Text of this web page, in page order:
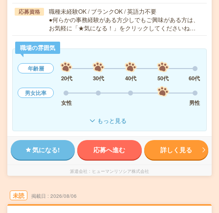
応募資格
職種未経験OK / ブランクOK / 英語力不要
●何らかの事務経験がある方少しでもご興味がある方は、
お気軽に「★気になる！」をクリックしてくださいね…
職場の雰囲気
年齢層
20代
30代 40代 50代
60代
男女比率
女性
男性
もっと見る
気になる! 応募へ進む 詳しく見る
派遣会社 ヒューマンリソシア株式会社
未読 掲載日 2026/08/06